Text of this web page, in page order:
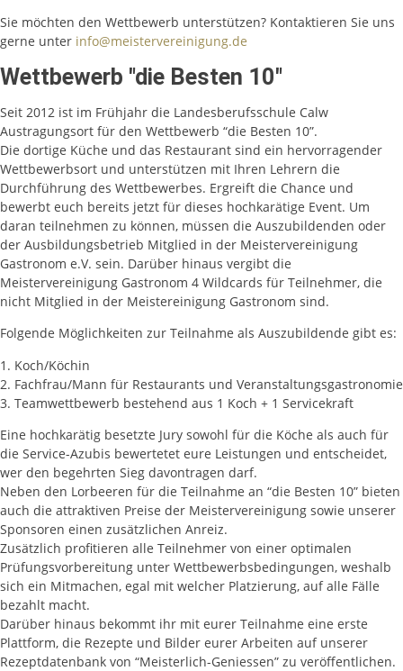
Sie möchten den Wettbewerb unterstützen? Kontaktieren Sie uns
gerne unter info@meistervereinigung.de
Wettbewerb "die Besten 10"
Seit 2012 ist im Frühjahr die Landesberufsschule Calw
Austragungsort für den Wettbewerb “die Besten 10”.
Die dortige Küche und das Restaurant sind ein hervorragender
Wettbewerbsort und unterstützen mit Ihren Lehrern die
Durchführung des Wettbewerbes. Ergreift die Chance und
bewerbt euch bereits jetzt für dieses hochkarätige Event. Um
daran teilnehmen zu können, müssen die Auszubildenden oder
der Ausbildungsbetrieb Mitglied in der Meistervereinigung
Gastronom e.V. sein. Darüber hinaus vergibt die
Meistervereinigung Gastronom 4 Wildcards für Teilnehmer, die
nicht Mitglied in der Meistereinigung Gastronom sind.
Folgende Möglichkeiten zur Teilnahme als Auszubildende gibt es:
1. Koch/Köchin
2. Fachfrau/Mann für Restaurants und Veranstaltungsgastronomie
3. Teamwettbewerb bestehend aus 1 Koch + 1 Servicekraft
Eine hochkarätig besetzte Jury sowohl für die Köche als auch für
die Service-Azubis bewertetet eure Leistungen und entscheidet,
wer den begehrten Sieg davontragen darf.
Neben den Lorbeeren für die Teilnahme an “die Besten 10” bieten
auch die attraktiven Preise der Meistervereinigung sowie unserer
Sponsoren einen zusätzlichen Anreiz.
Zusätzlich profitieren alle Teilnehmer von einer optimalen
Prüfungsvorbereitung unter Wettbewerbsbedingungen, weshalb
sich ein Mitmachen, egal mit welcher Platzierung, auf alle Fälle
bezahlt macht.
Darüber hinaus bekommt ihr mit eurer Teilnahme eine erste
Plattform, die Rezepte und Bilder eurer Arbeiten auf unserer
Rezeptdatenbank von “Meisterlich-Geniessen” zu veröffentlichen.